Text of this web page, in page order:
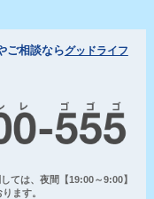
ご相談ならグッドライフ
ては、夜間【19:00～9:00】
ます。